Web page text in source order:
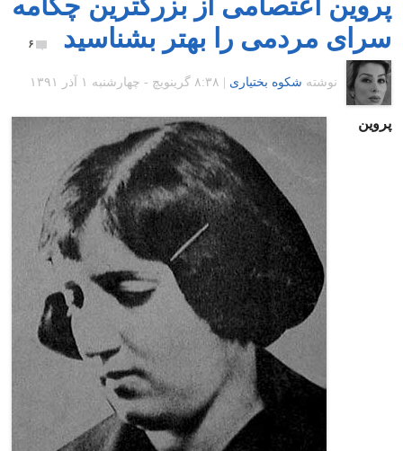
سرای مردمی را بهتر بشناسید
۶
نوشته شکوه بختیاری ۸:۳۸ گرينويچ - چهارشنبه ۱ آذر ۱۳۹۱
پروین